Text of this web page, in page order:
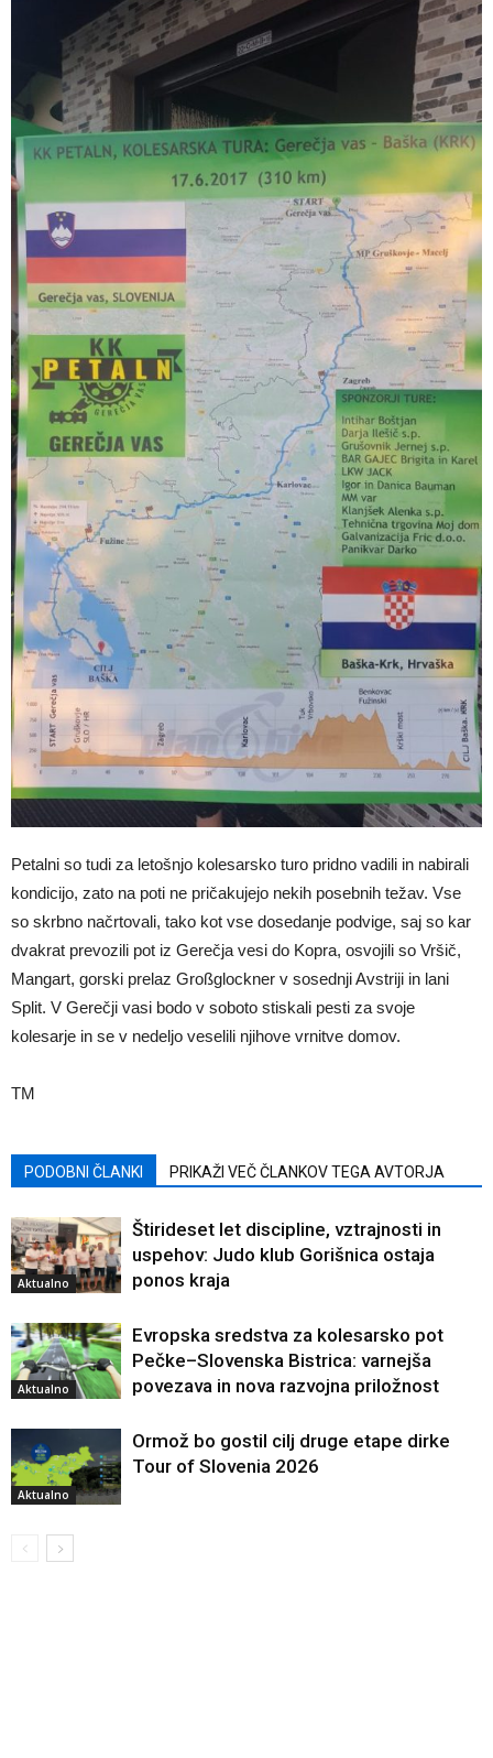
Petalni so tudi za letošnjo kolesarsko turo pridno vadili in nabirali
kondicijo, zato na poti ne pričakujejo nekih posebnih težav. Vse
so skrbno načrtovali, tako kot vse dosedanje podvige, saj so kar
dvakrat prevozili pot iz Gerečja vesi do Kopra, osvojili so Vršič,
Mangart, gorski prelaz Großglockner v sosednji Avstriji in lani
Split. V Gerečji vasi bodo v soboto stiskali pesti za svoje
kolesarje in se v nedeljo veselili njihove vrnitve domov.
TM
PODOBNI ČLANKI PRIKAŽI VEČ ČLANKOV TEGA AVTORJA
Aktualno
Štirideset let discipline, vztrajnosti in
uspehov: Judo klub Gorišnica ostaja
ponos kraja
Aktualno
Evropska sredstva za kolesarsko pot
Pečke–Slovenska Bistrica: varnejša
povezava in nova razvojna priložnost
Aktualno
Ormož bo gostil cilj druge etape dirke
Tour of Slovenia 2026